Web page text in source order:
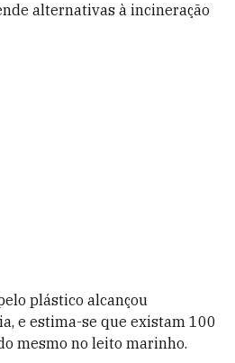
alternativas à incineração
plástico alcançou
e estima-se que existam 100
mesmo no leito marinho.